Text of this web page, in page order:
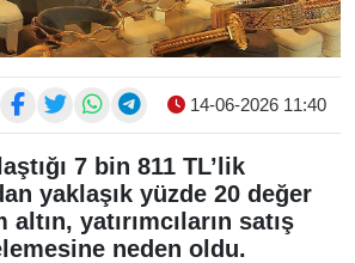
14-06-2026 11:40
7 bin 811 TL’lik
yaklaşık yüzde 20 değer
yatırımcıların satış
neden oldu.